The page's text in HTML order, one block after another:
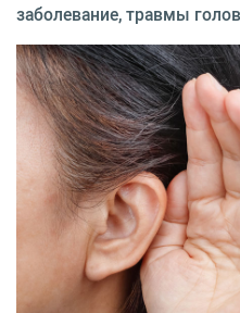
заболевание, травмы